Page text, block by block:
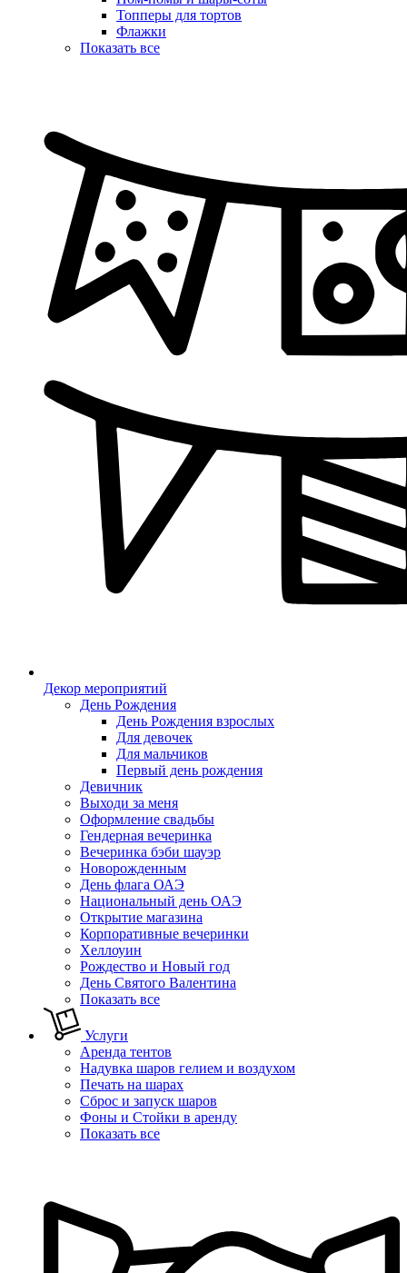
Топперы для тортов
Флажки
Показать все
Декор мероприятий
День Рождения
День Рождения взрослых
Для девочек
Для мальчиков
Первый день рождения
Девичник
Выходи за меня
Оформление свадьбы
Гендерная вечеринка
Вечеринка бэби шауэр
Новорожденным
День флага ОАЭ
Национальный день ОАЭ
Открытие магазина
Корпоративные вечеринки
Хеллоуин
Рождество и Новый год
День Святого Валентина
Показать все
Услуги
Аренда тентов
Надувка шаров гелием и воздухом
Печать на шарах
Сброс и запуск шаров
Фоны и Стойки в аренду
Показать все